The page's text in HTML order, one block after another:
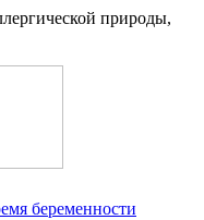
природы,
беременности